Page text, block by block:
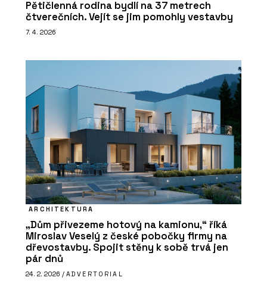
Pětičlenná rodina bydlí na 37 metrech
čtverečních. Vejít se jim pomohly vestavby
7. 4. 2026
ARCHITEKTURA
„Dům přivezeme hotový na kamionu,“ říká
Miroslav Veselý z české pobočky firmy na
dřevostavby. Spojit stěny k sobě trvá jen
pár dnů
24. 2. 2026 / ADVERTORIAL